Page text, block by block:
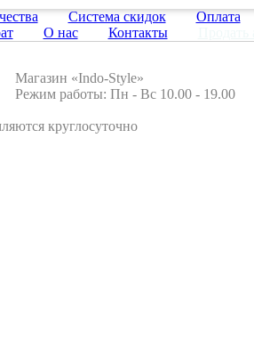
Система скидок
Оплата
О нас Контакты
Магазин «Indo-Style»
Режим работы: Пн - Вс 10.00 - 19.00
круглосуточно